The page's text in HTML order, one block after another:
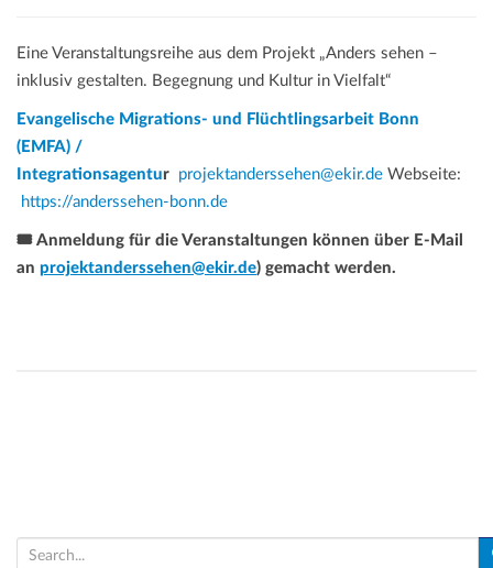
Eine Veranstaltungsreihe aus dem Projekt „Anders sehen –
inklusiv gestalten. Begegnung und Kultur in Vielfalt“
Evangelische Migrations- und Flüchtlingsarbeit Bonn
(EMFA) /
Integrationsagentur projektanderssehen@ekir.de Webseite:
https://anderssehen-bonn.de
🎟️ Anmeldung für die Veranstaltungen können über E-Mail
an projektanderssehen@ekir.de) gemacht werden.